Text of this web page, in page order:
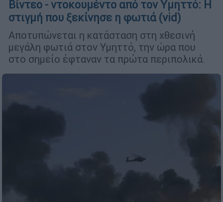
Βίντεο - ντοκουμέντο από τον Υμηττό: Η
στιγμή που ξεκίνησε η φωτιά (vid)
Αποτυπώνεται η κατάσταση στη χθεσινή
μεγάλη φωτιά στον Υμηττό, την ώρα που
στο σημείο έφταναν τα πρώτα περιπολικά.